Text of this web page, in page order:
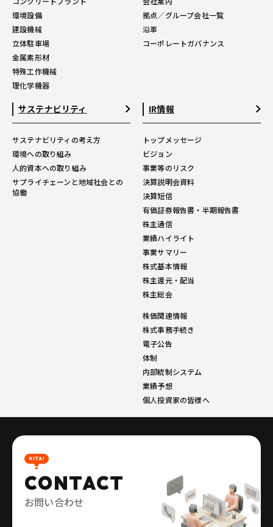
環境設備
建設機械
立体駐車場
金属素形材
特殊工作機械
理化学機器
拠点／グループ会社一覧
沿革
コーポレートガバナンス
サステナビリティ
サステナビリティの考え方
環境への取り組み
人的資本への取り組み
サプライチェーンと地域社会との
協働
IR情報
トップメッセージ
ビジョン
事業等のリスク
決算説明会資料
決算短信
有価証券報告書・半期報告書
株主通信
業績ハイライト
事業サマリー
株式基本情報
株主還元・配当
株主総会
株価関連情報
株式事務手続き
電子公告
体制
内部統制システム
業績予想
個人投資家の皆様へ
CONTACT
お問い合わせ